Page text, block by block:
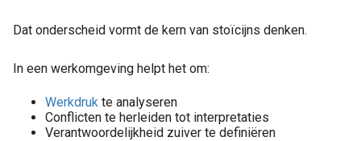
Dat onderscheid vormt de kern van stoïcijns denken.
In een werkomgeving helpt het om:
Werkdruk te analyseren
Conflicten te herleiden tot interpretaties
Verantwoordelijkheid zuiver te definiëren